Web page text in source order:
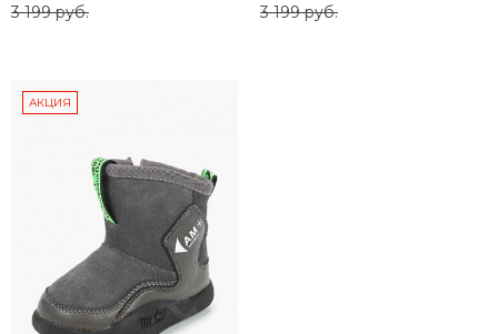
3 199 руб.
3 199 руб.
АКЦИЯ